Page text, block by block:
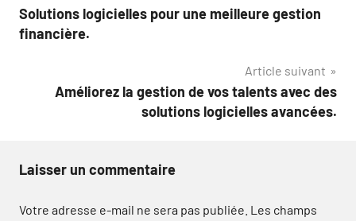
de
Solutions logicielles pour une meilleure gestion
financière.
Article suivant
Améliorez la gestion de vos talents avec des
solutions logicielles avancées.
Laisser un commentaire
Votre adresse e-mail ne sera pas publiée. Les champs